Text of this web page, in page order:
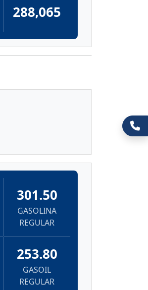
288,065
301.50
GASOLINA
REGULAR
253.80
GASOIL
REGULAR